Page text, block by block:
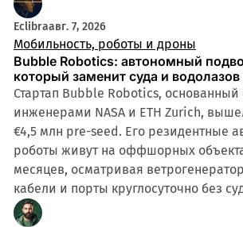
Eclibraавг. 7, 2026
Мобильность, роботы и дроны
Bubble Robotics: автономный
который заменит суда и водолазов
Стартап Bubble Robotics,
инженерами NASA и ETH Zurich,
€4,5 млн pre-seed. Его резидентные
роботы живут на оффшорных
месяцев, осматривая
кабели и порты круглосуточно без